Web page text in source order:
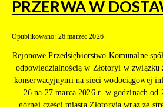
PRZERWA W
Opublikowano: 26 marzec 2026
Rejonowe Przedsiębiorstwo Komunalne
odpowiedzialnością w Złotoryi w związku
konserwacyjnymi na sieci wodociągowej
26 na 27 marca 2026 r. w godzinach od
górnej części miasta Złotoryja wraz ze